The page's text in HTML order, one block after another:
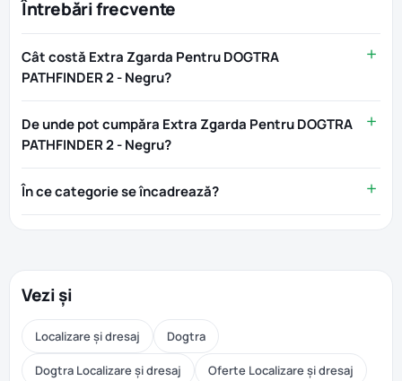
Întrebări frecvente
Cât costă Extra Zgarda Pentru DOGTRA
PATHFINDER 2 - Negru?
De unde pot cumpăra Extra Zgarda Pentru DOGTRA
PATHFINDER 2 - Negru?
În ce categorie se încadrează?
Vezi și
Localizare și dresaj Dogtra
Dogtra Localizare și dresaj Oferte Localizare și dresaj